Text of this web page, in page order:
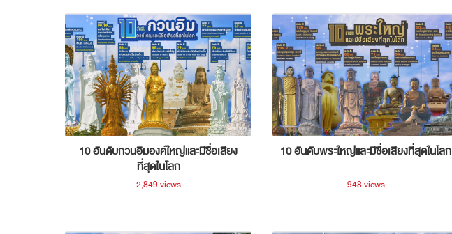
10 อันดับกวนอิมองค์ใหญ่และมีชื่อเสียง
ที่สุดในโลก
2,849 views
10 อันดับพระใหญ่และมีชื่อเสียงที่สุดในโลก
948 views